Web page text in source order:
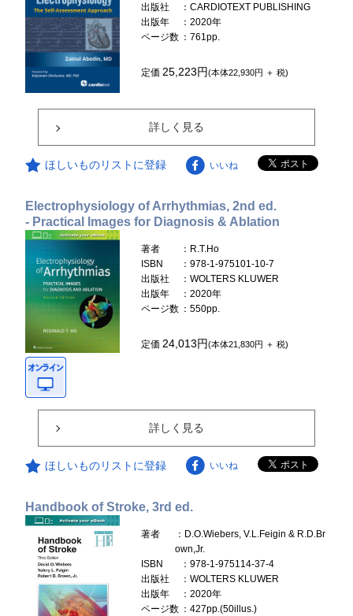
出版社
：CARDIOTEXT PUBLISHING
出版年
：2020年
ページ数 ：761pp.
定価 25,223円(本体22,930円 ＋ 税)
詳しく見る
ほしいものリストに登録 いいね
Electrophysiology of Arrhythmias, 2nd ed.
- Practical Images for Diagnosis & Ablation
著者
：R.T.Ho
ISBN
：978-1-975101-10-7
出版社
：WOLTERS KLUWER
出版年
：2020年
ページ数 ：550pp.
定価24,013円(本体21,830円 ＋ 税)
詳しく見る
ほしいものリストに登録 いいね
Handbook of Stroke, 3rd ed.
著者
：D.O.Wiebers, V.L.Feigin & R.D.Br
own,Jr.
ISBN
：978-1-975114-37-4
出版社
：WOLTERS KLUWER
出版年
：2020年
ページ数 ：427pp.(50illus.)